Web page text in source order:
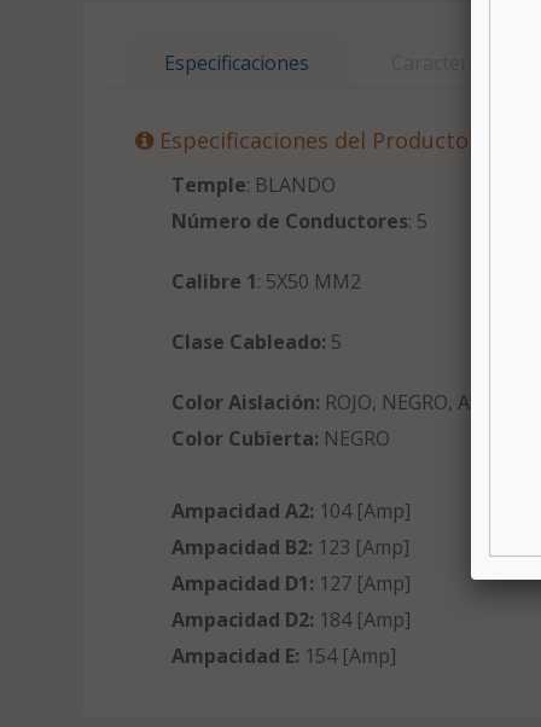
Especificaciones
Especificaciones del Producto
Temple: BLANDO
Número de Conductores: 5
Calibre 1: 5X50 MM2
Clase Cableado: 5
Color Aislación: ROJO, NEGRO, AZUL,
Color Cubierta: NEGRO
Ampacidad A2: 104 [Amp]
Ampacidad B2: 123 [Amp]
Ampacidad D1: 127 [Amp]
Ampacidad D2: 184 [Amp]
Ampacidad E: 154 [Amp]